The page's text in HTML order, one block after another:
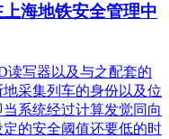
海地铁安全管理中
读写器以及与之配套的
采集列车的身份以及位
系统经过计算发觉同向
的安全阈值还要低的时